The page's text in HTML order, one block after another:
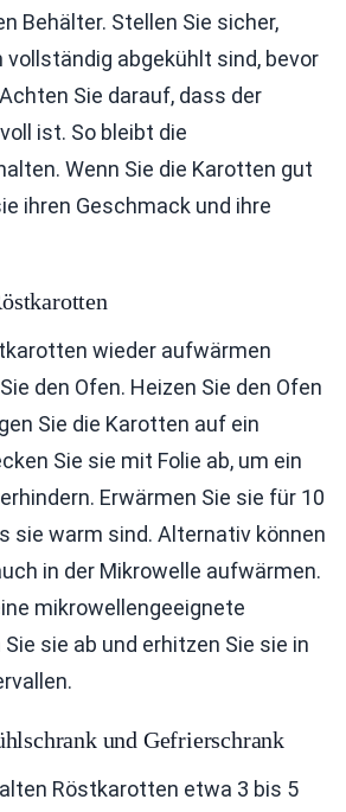
Behälter. Stellen Sie sicher,
abgekühlt sind, bevor
Sie darauf, dass der
ist. So bleibt die
Wenn Sie die Karotten gut
ihren Geschmack und ihre
wieder aufwärmen
den Ofen. Heizen Sie den Ofen
Sie die Karotten auf ein
Sie sie mit Folie ab, um ein
Erwärmen Sie sie für 10
sie warm sind. Alternativ können
in der Mikrowelle aufwärmen.
mikrowellengeeignete
sie ab und erhitzen Sie sie in
und Gefrierschrank
Röstkarotten etwa 3 bis 5